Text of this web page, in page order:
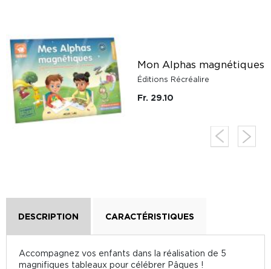
Mon Alphas magnétiques
Éditions Récréalire
Fr. 29.10
DESCRIPTION CARACTÉRISTIQUES
Accompagnez vos enfants dans la réalisation de 5
magnifiques tableaux pour célébrer Pâques !